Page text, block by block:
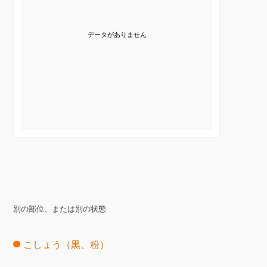
データがありません
別の部位、または別の状態
こしょう（黒、粉）